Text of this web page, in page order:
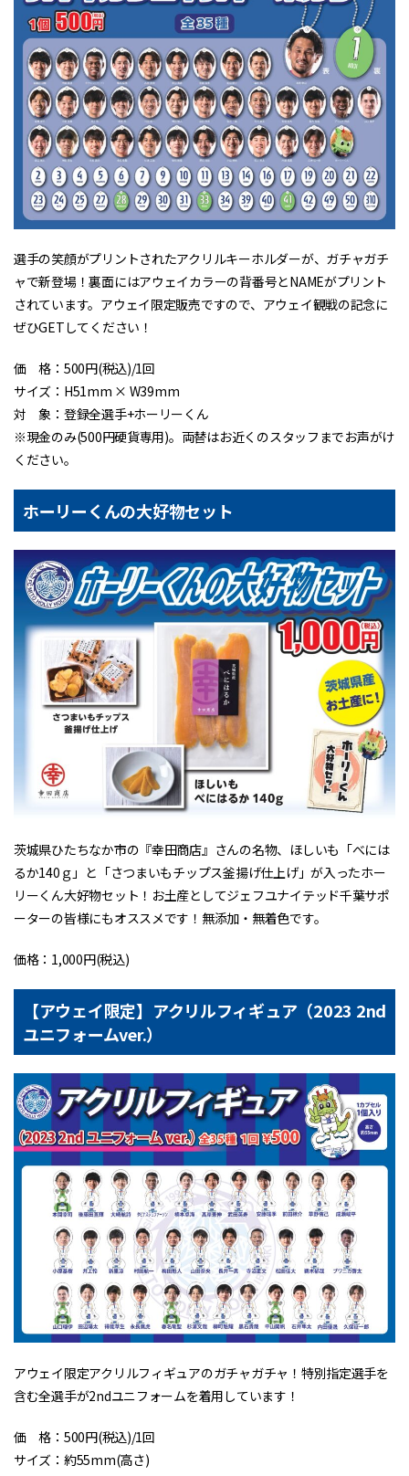
選手の笑顔がプリントされたアクリルキーホルダーが、ガチャガチ
ャで新登場！裏面にはアウェイカラーの背番号とNAMEがプリント
されています。アウェイ限定販売ですので、アウェイ観戦の記念に
ぜひGETしてください！
価 格：500円(税込)/1回
サイズ：H51mm × W39mm
対 象：登録全選手+ホーリーくん
※現金のみ(500円硬貨専用)。両替はお近くのスタッフまでお声がけ
ください。
ホーリーくんの大好物セット
茨城県ひたちなか市の『幸田商店』さんの名物、ほしいも「べには
るか140ｇ」と「さつまいもチップス釜揚げ仕上げ」が入ったホー
リーくん大好物セット！お土産としてジェフユナイテッド千葉サポ
ーターの皆様にもオススメです！無添加・無着色です。
価格：1,000円(税込)
【アウェイ限定】アクリルフィギュア（2023 2nd
ユニフォームver.）
アウェイ限定アクリルフィギュアのガチャガチャ！特別指定選手を
含む全選手が2ndユニフォームを着用しています！
価 格：500円(税込)/1回
サイズ：約55mm(高さ)